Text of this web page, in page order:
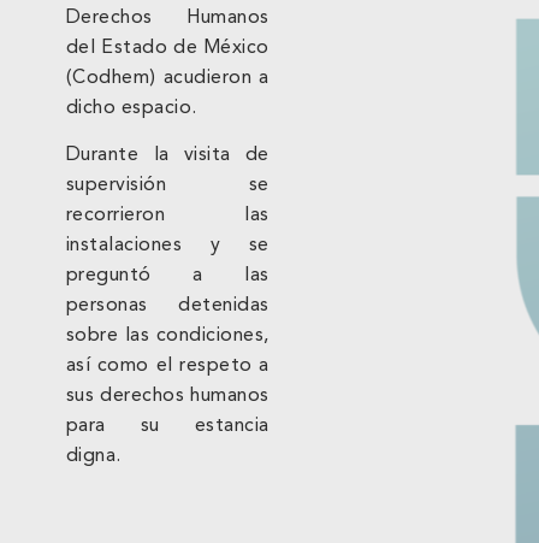
Derechos Humanos
del Estado de México
(Codhem) acudieron a
dicho espacio.
Durante la visita de
supervisión se
recorrieron las
instalaciones y se
preguntó a las
personas detenidas
sobre las condiciones,
así como el respeto a
sus derechos humanos
para su estancia
digna.